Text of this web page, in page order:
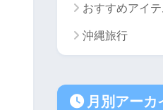
おすすめアイテ
沖縄旅行
月別アーカ